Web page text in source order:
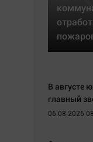
В августе
главный
06.08.2026